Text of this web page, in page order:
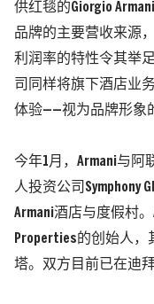
供红毯的Giorgio
品牌的主要营收来源
利润率的特性令其举
司同样将旗下酒店业
体验——视为品牌形象
今年1月， Armani与阿
人投资公司 Symphony
Armani酒店与度假村。
Properties 的创始人，
塔。双方目前已在迪